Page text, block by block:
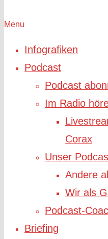
Menu
Infografiken
Podcast
Podcast
Im Radio
Corax
Unser
Andere
Wir als
Podcast-
Briefing